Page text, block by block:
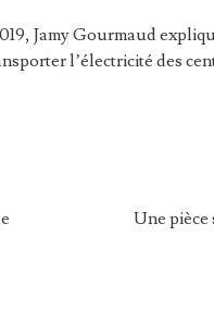
Jamy Gourmaud
l’électricité des
Une pièce